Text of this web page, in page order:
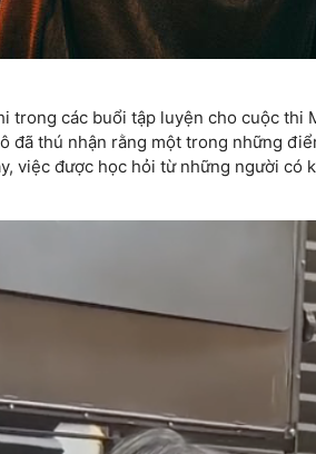
trong các buổi tập luyện cho cuộc thi
đã thú nhận rằng một trong những
việc được học hỏi từ những người có